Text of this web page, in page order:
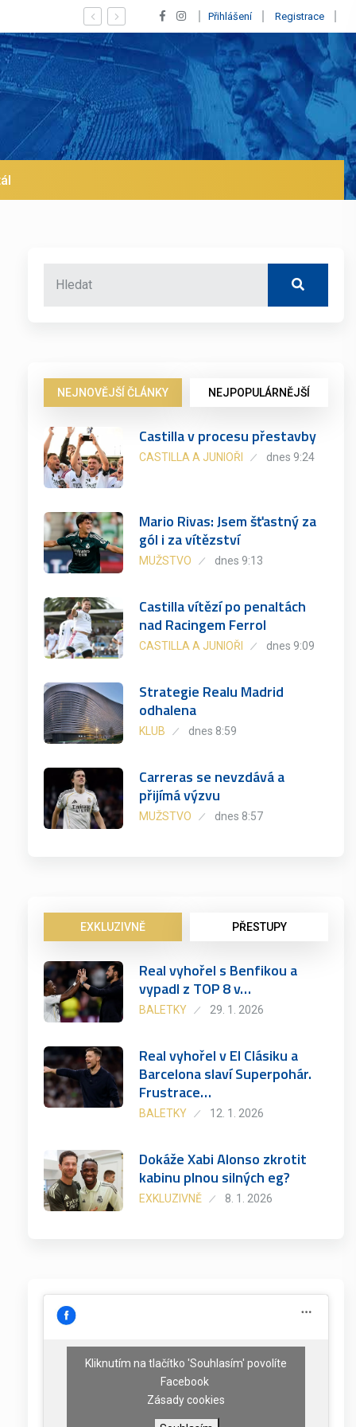
Tlak na Xabiho! Mbappé dal 4 góly a Real
Přihlášení Registrace
NEJNOVĚJŠÍ ČLÁNKY NEJPOPULÁRNĚJŠÍ
Castilla v procesu přestavby
CASTILLA A JUNIOŘI dnes 9:24
Mario Rivas: Jsem šťastný za
gól i za vítězství
MUŽSTVO dnes 9:13
Castilla vítězí po penaltách
nad Racingem Ferrol
CASTILLA A JUNIOŘI dnes 9:09
Strategie Realu Madrid
odhalena
KLUB dnes 8:59
Carreras se nevzdává a
přijímá výzvu
MUŽSTVO dnes 8:57
EXKLUZIVNĚ PŘESTUPY
Real vyhořel s Benfikou a
vypadl z TOP 8 v…
BALETKY 29. 1. 2026
Real vyhořel v El Clásiku a
Barcelona slaví Superpohár.
Frustrace…
BALETKY 12. 1. 2026
Dokáže Xabi Alonso zkrotit
kabinu plnou silných eg?
EXKLUZIVNĚ 8. 1. 2026
Kliknutím na tlačítko 'Souhlasím' povolíte
Facebook
Zásady cookies